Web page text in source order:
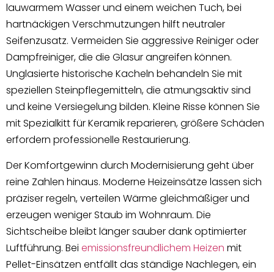
lauwarmem Wasser und einem weichen Tuch, bei
hartnäckigen Verschmutzungen hilft neutraler
Seifenzusatz. Vermeiden Sie aggressive Reiniger oder
Dampfreiniger, die die Glasur angreifen können.
Unglasierte historische Kacheln behandeln Sie mit
speziellen Steinpflegemitteln, die atmungsaktiv sind
und keine Versiegelung bilden. Kleine Risse können Sie
mit Spezialkitt für Keramik reparieren, größere Schäden
erfordern professionelle Restaurierung.
Der Komfortgewinn durch Modernisierung geht über
reine Zahlen hinaus. Moderne Heizeinsätze lassen sich
präziser regeln, verteilen Wärme gleichmäßiger und
erzeugen weniger Staub im Wohnraum. Die
Sichtscheibe bleibt länger sauber dank optimierter
Luftführung. Bei emissionsfreundlichem Heizen mit
Pellet-Einsätzen entfällt das ständige Nachlegen, ein